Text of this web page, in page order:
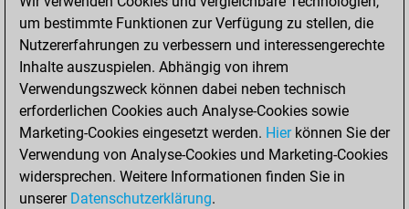
You played 4
bullet games
Play
=0 -1 in bullet
Donnerstag,
September 14,
2023
You created
um bestimmte Funktionen zur Verfügung zu stellen, die
Nutzererfahrungen zu verbessern und interessengerechte
Inhalte auszuspielen. Abhängig von ihrem
Verwendungszweck können dabei neben technisch
erforderlichen Cookies auch Analyse-Cookies sowie
Marketing-Cookies eingesetzt werden. Hierkönnen Sie der
Verwendung von Analyse-Cookies und Marketing-Cookies
widersprechen. Weitere Informationen finden Sie in
unserer Datenschutzerklärung.